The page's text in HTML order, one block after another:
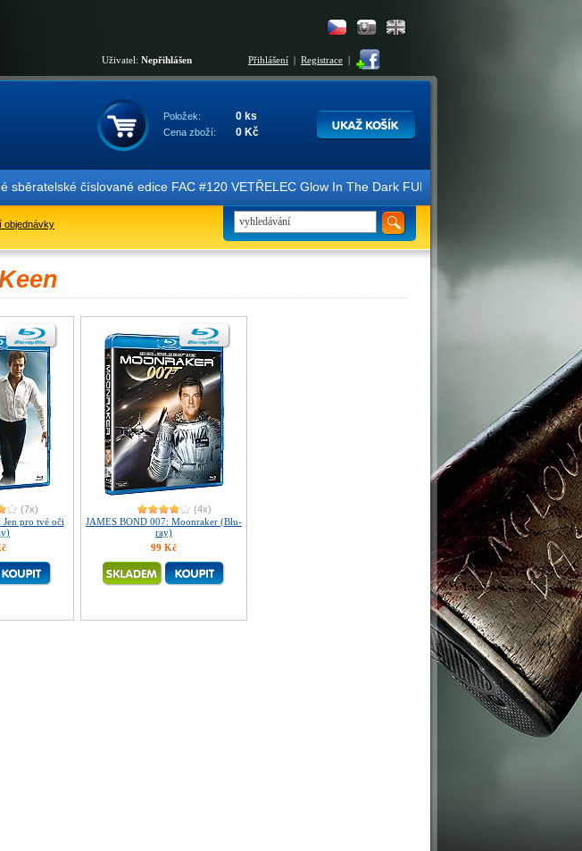
Uživatel: Nepřihlášen Přihlášení | Registrace |
Položek: 0 ks
Cena zboží: 0 Kč
číslované edice FAC #120 VETŘELEC Glow In The Dark FULLSLIP XL EDITION #3
objednávky
(7x)
pro tvé oči
(4x)
JAMES BOND 007: Moonraker (Blu-
ray)
99 Kč